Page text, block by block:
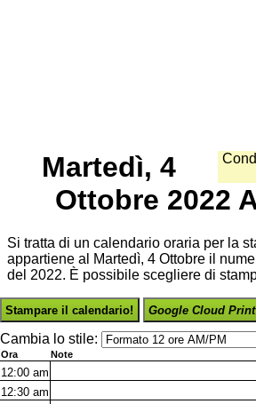
Martedì, 4
Ottobre 2022
Si tratta di un calendario oraria per la
appartiene al Martedì, 4 Ottobre il
del 2022. È possibile scegliere di
Stampare il calendario! Google Cloud Print
Cambia lo stile:
Ora Note
12:00 am
12:30 am